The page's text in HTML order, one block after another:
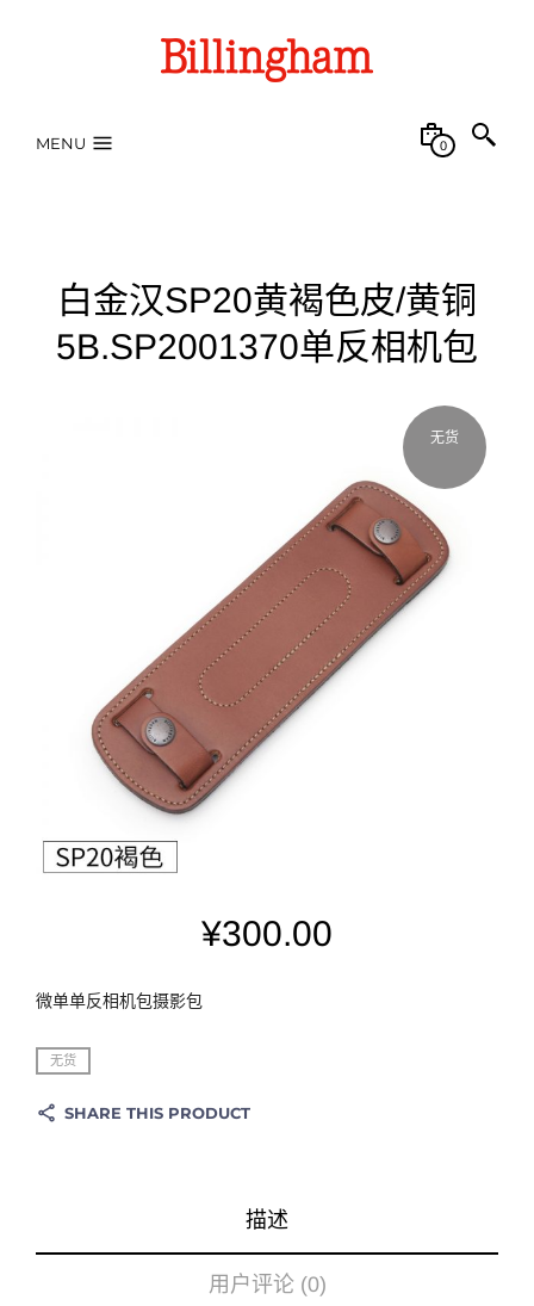
MENU 0
白金汉SP20黄褐色皮/黄铜
5B.SP2001370单反相机包
无货
¥300.00
微单单反相机包摄影包
无货
SHARE THIS PRODUCT
描述
用户评论 (0)